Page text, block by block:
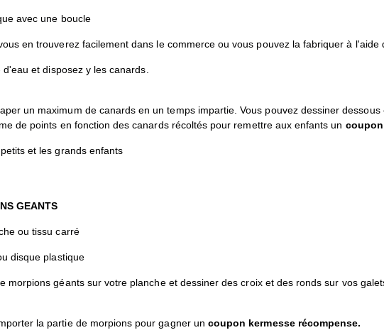
avec une boucle
en trouverez facilement dans le commerce ou vous pouvez la fabriquer à
et disposez y les canards.
un maximum de canards en un temps impartie. Vous pouvez dessiner
de points en fonction des canards récoltés pour remettre aux enfants un coupon
et les grands enfants
GEANTS
ou tissu carré
disque plastique
morpions géants sur votre planche et dessiner des croix et des ronds sur vos
la partie de morpions pour gagner un coupon kermesse récompense.